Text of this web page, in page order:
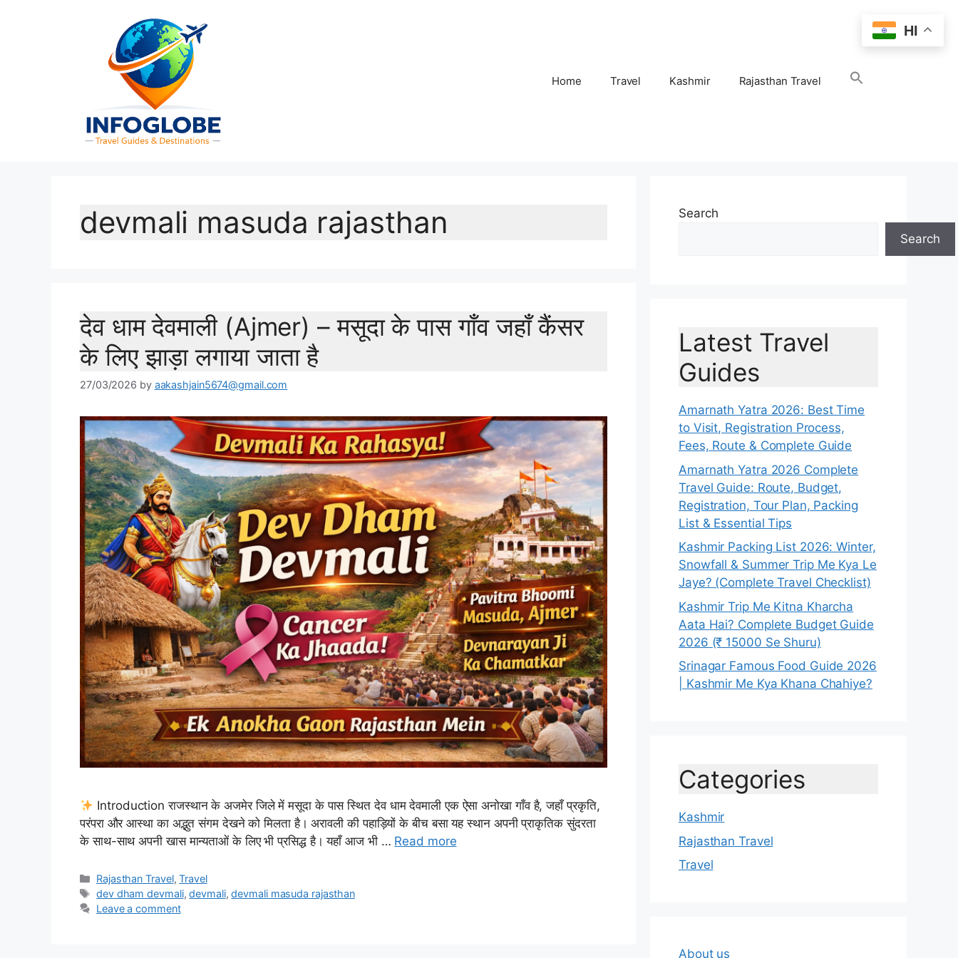
Home Travel Kashmir Rajasthan Travel
devmali masuda rajasthan
देव धाम देवमाली (Ajmer) – मसूदा के पास गाँव जहाँ कैंसर
के लिए झाड़ा लगाया जाता है
27/03/2026 by aakashjain5674@gmail.com
Introduction राजस्थान के अजमेर जिले में मसूदा के पास स्थित देव धाम देवमाली एक ऐसा अनोखा गाँव है, जहाँ प्रकृति,
परंपरा और आस्था का अद्भुत संगम देखने को मिलता है। अरावली की पहाड़ियों के बीच बसा यह स्थान अपनी प्राकृतिक सुंदरता
के साथ-साथ अपनी खास मान्यताओं के लिए भी प्रसिद्ध है। यहाँ आज भी … Read more
Categories
Rajasthan Travel,Travel
Tags
dev dham devmali,devmali,devmali masuda rajasthan
Leave a comment
Search
Search
Latest Travel
Guides
Amarnath Yatra 2026: Best Time
to Visit, Registration Process,
Fees, Route & Complete Guide
Amarnath Yatra 2026 Complete
Travel Guide: Route, Budget,
Registration, Tour Plan, Packing
List & Essential Tips
Kashmir Packing List 2026: Winter,
Snowfall & Summer Trip Me Kya Le
Jaye? (Complete Travel Checklist)
Kashmir Trip Me Kitna Kharcha
Aata Hai? Complete Budget Guide
2026 (₹ 15000 Se Shuru)
Srinagar Famous Food Guide 2026
| Kashmir Me Kya Khana Chahiye?
Categories
Kashmir
Rajasthan Travel
Travel
About us
HI